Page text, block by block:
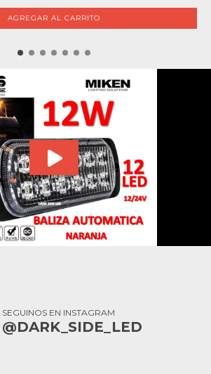
SEGUINOS EN INSTAGRAM
@DARK_SIDE_LED